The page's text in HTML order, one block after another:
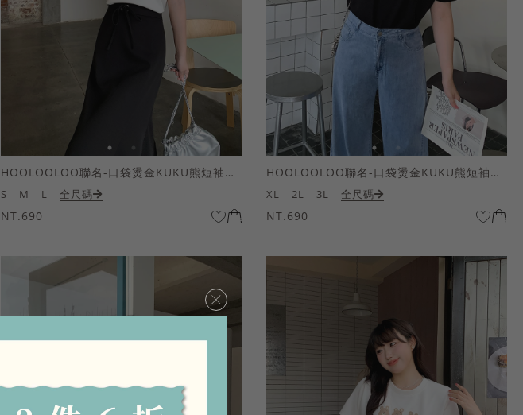
×
HOOLOOLOO聯名-口袋燙金KUKU熊短袖上衣
S M L 全尺碼
NT.690
HOOLOOLOO聯名-口袋燙金KUKU熊短袖上衣
XL 2L 3L 全尺碼
NT.690